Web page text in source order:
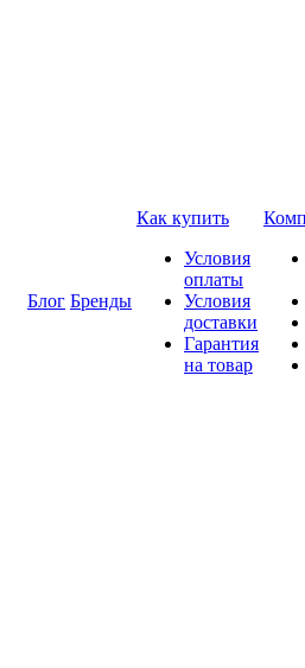
Блог Бренды
Как купить
Условия
оплаты
Условия
доставки
Гарантия
на товар